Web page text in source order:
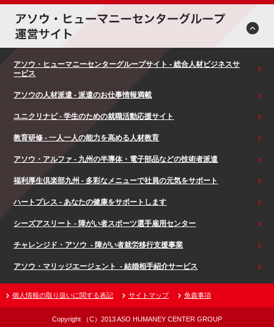
アソウ・ヒューマニーセンターグループサイト - 総合人材ビジネスサ
ービス
アソウの人材派遣 - 派遣のお仕事情報満載
ユニクリナビ - 学生のための就職活動応援サイト
教育研修 - 一人一人の能力を高める人材教育
アソウ・アルファ - 九州の半導体・電子部品などの技術者派遣
福利厚生倶楽部九州 - 多彩なメニューで社員の元気をサポート
ハートプレス - あなたの健康をサポートします
シーズアスリート - 障がい者スポーツ選手雇用センター
チャレンジド・アソウ - 障がい者就労移行支援事業
アソウ・マリッジエージェント - 結婚相手紹介サービス
個人情報の取り扱いに関する表記 サイトマップ 免責事項
Copyright （C）2013 ASO HUMANEY CENTER GROUP